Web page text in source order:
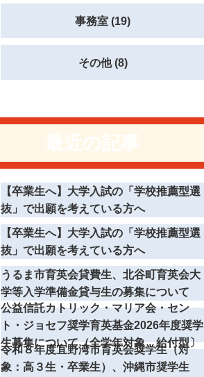
事務室 (19)
その他 (8)
【卒業生へ】大学入試の「学校推薦型選
抜」で出願を考えている方へ
【卒業生へ】大学入試の「学校推薦型選
抜」で出願を考えている方へ
うるま市育英会貸費生、北谷町育英会大
学等入学準備金貸与生の募集について
公益信託カトリック・マリア会・セン
ト・ジョセフ奨学育英基金2026年度奨学
生募集について（全学年対象 給付型〕
令和８年度宜野湾市育英会奨学生（対
象：高３生・卒業生）、沖縄市奨学生